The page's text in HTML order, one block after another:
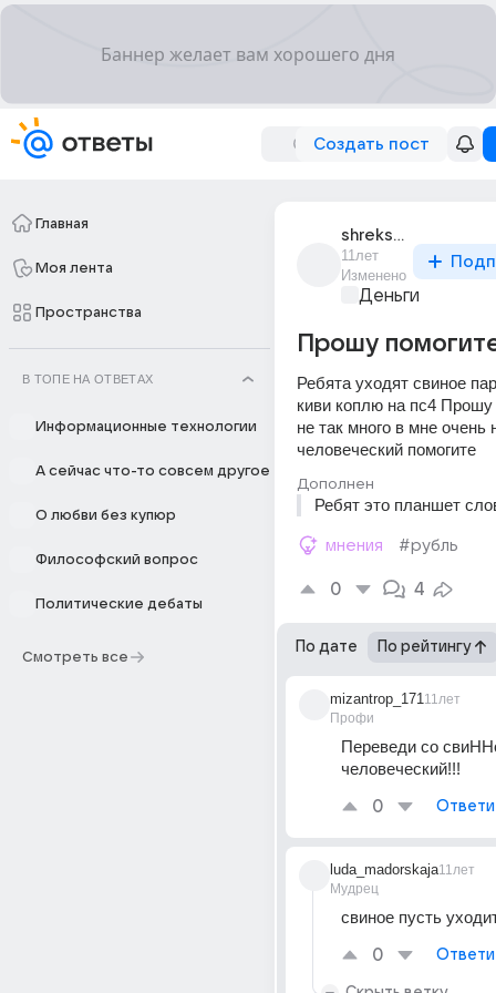
Создать пост
Главная
Моя лента
Пространства
В ТОПЕ НА ОТВЕТАХ
Информационные технологии
А сейчас что-то совсем другое
О любви без купюр
Философский вопрос
Политические дебаты
Смотреть все
shreksalo123
11лет
Изменено
Деньги
Прошу
Ребята уходят свиное
киви коплю на пс4 Прошу
не так много в мне очень
человеческий помогите
Дополнен
Ребят это планшет
мнения #рубль
0 4
По дате По рейтингу
mizantrop_171
Профи
11лет
Переведи со
человеческий!!!
0
luda_madorskaja
Мудрец
11лет
свиное пусть
0